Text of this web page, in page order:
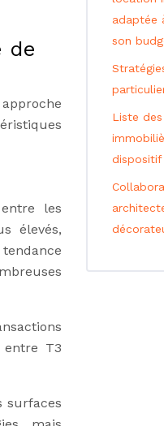
de
les
élevés,
T3
surfaces
adaptée
son
Liste
dispositif